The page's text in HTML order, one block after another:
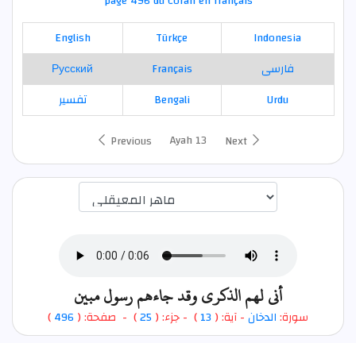
English
Türkçe
Indonesia
Русский
Français
فارسی
تفسير
Bengali
Urdu
Previous
Ayah 13 Next
أنى لهم الذكرى وقد جاءهم رسول مبين
سورة:الدخان- آية: (13
) - جزء: ( 25) - صفحة: (496
)